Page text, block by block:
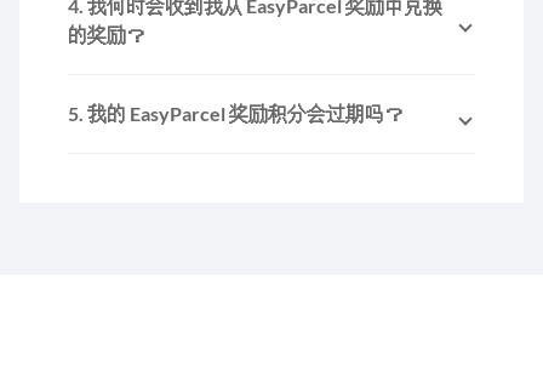
惠券、包装材料、小工具、厨房电器等等。
另一方面，您还可以通过捐赠来支持有需要
4. 我何时会收到我从 EasyParcel 奖励中兑换
的奖励？
时，电子奖励，例如优惠券，将在兑换后 2
5. 我的 EasyParcel 奖励积分会过期吗？